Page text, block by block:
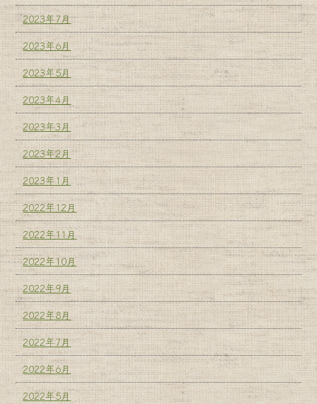
2023年7月
2023年6月
2023年5月
2023年4月
2023年3月
2023年2月
2023年1月
2022年12月
2022年11月
2022年10月
2022年9月
2022年8月
2022年7月
2022年6月
2022年5月